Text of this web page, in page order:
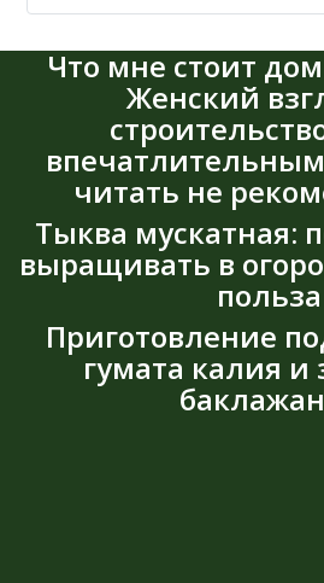
Что мне стоит
Женский
читать не
Тыква мускатная:
выращивать в
польза
Приготовление
гумата калия и